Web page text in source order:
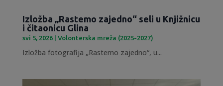
Izložba „Rastemo zajedno“ seli u Knjižnicu
i čitaonicu Glina
svi 5, 2026| Volonterska mreža (2025-2027)
Izložba fotografija „Rastemo zajedno“, u...